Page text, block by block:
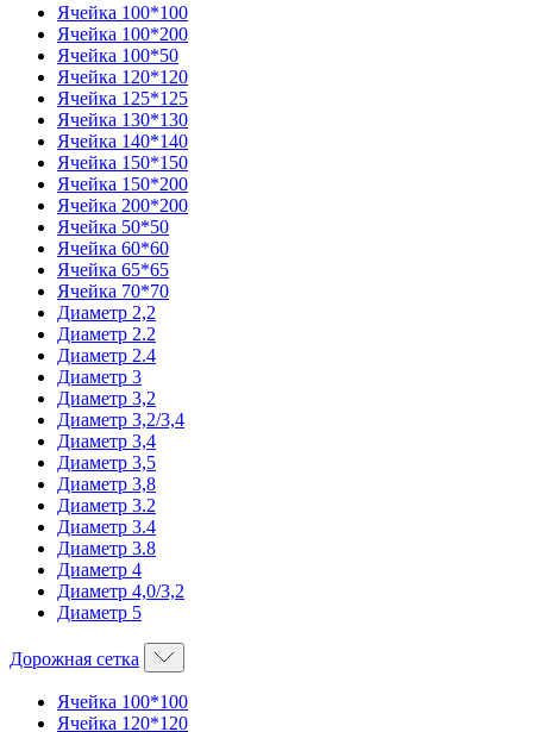
Ячейка 100*100
Ячейка 100*200
Ячейка 100*50
Ячейка 120*120
Ячейка 125*125
Ячейка 130*130
Ячейка 140*140
Ячейка 150*150
Ячейка 150*200
Ячейка 200*200
Ячейка 50*50
Ячейка 60*60
Ячейка 65*65
Ячейка 70*70
Диаметр 2,2
Диаметр 2.2
Диаметр 2.4
Диаметр 3
Диаметр 3,2
Диаметр 3,2/3,4
Диаметр 3,4
Диаметр 3,5
Диаметр 3,8
Диаметр 3.2
Диаметр 3.4
Диаметр 3.8
Диаметр 4
Диаметр 4,0/3,2
Диаметр 5
Дорожная сетка
Ячейка 100*100
Ячейка 120*120